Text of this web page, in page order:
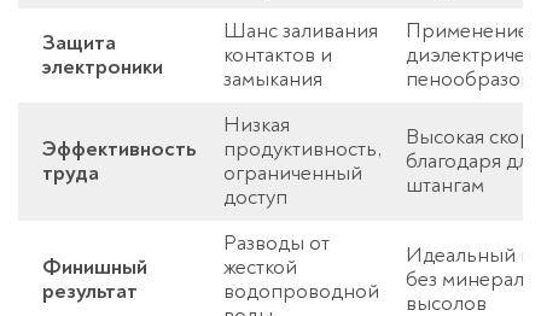
Защита
электроники
Шанс заливания
контактов и
замыкания
Применение
Эффективность
труда
Низкая
продуктивность,
ограниченный
доступ
Высокая
благодаря
штангам
Финишный
результат
Разводы от
жесткой
водопроводной
Идеальный
без
высолов